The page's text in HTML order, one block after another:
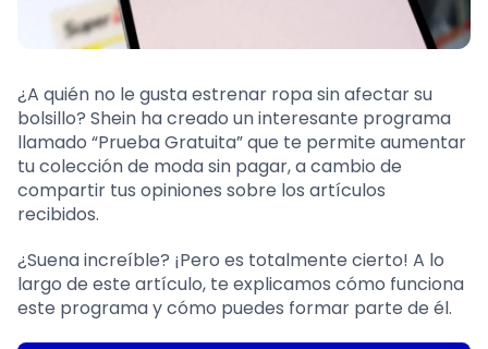
¿A quién no le gusta estrenar ropa sin afectar su
bolsillo? Shein ha creado un interesante programa
llamado “Prueba Gratuita” que te permite aumentar
tu colección de moda sin pagar, a cambio de
compartir tus opiniones sobre los artículos
recibidos.
¿Suena increíble? ¡Pero es totalmente cierto! A lo
largo de este artículo, te explicamos cómo funciona
este programa y cómo puedes formar parte de él.